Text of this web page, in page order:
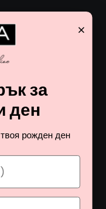
×
за
ден
рожден ден